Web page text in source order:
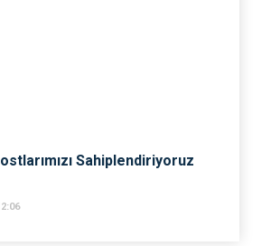
Sahiplendiriyoruz